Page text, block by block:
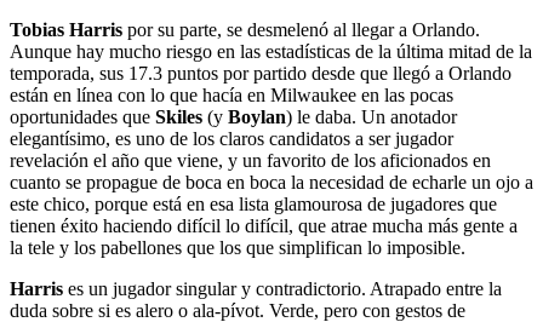
Tobias Harris por su parte, se desmelenó al llegar a Orlando.
Aunque hay mucho riesgo en las estadísticas de la última mitad de la
temporada, sus 17.3 puntos por partido desde que llegó a Orlando
están en línea con lo que hacía en Milwaukee en las pocas
oportunidades que Skiles (y Boylan) le daba. Un anotador
elegantísimo, es uno de los claros candidatos a ser jugador
revelación el año que viene, y un favorito de los aficionados en
cuanto se propague de boca en boca la necesidad de echarle un ojo a
este chico, porque está en esa lista glamourosa de jugadores que
tienen éxito haciendo difícil lo difícil, que atrae mucha más gente a
la tele y los pabellones que los que simplifican lo imposible.
Harris es un jugador singular y contradictorio. Atrapado entre la
duda sobre si es alero o ala-pívot. Verde, pero con gestos de